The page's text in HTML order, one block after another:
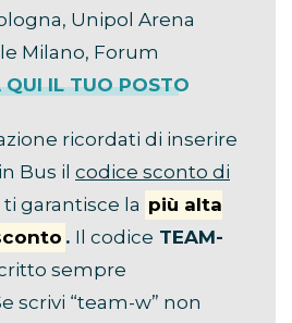
Unipol Arena
Milano, Forum
QUI IL TUO POSTO
ricordati di inserire
Bus il codice sconto di
garantisce la più alta
. Il codice TEAM-
sempre
scrivi “team-w” non